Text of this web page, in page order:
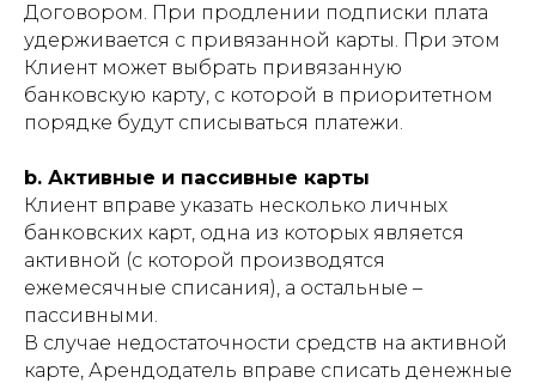
Договором. При продлении подписки плата
удерживается с привязанной карты. При этом
Клиент может выбрать привязанную
банковскую карту, с которой в приоритетном
порядке будут списываться платежи.
b. Активные и пассивные карты
Клиент вправе указать несколько личных
банковских карт, одна из которых является
активной (с которой производятся
ежемесячные списания), а остальные –
пассивными.
В случае недостаточности средств на активной
карте, Арендодатель вправе списать денежные